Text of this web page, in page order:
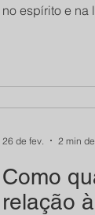
no espírito e na letra de
com a Igreja
Como
relação
26 de fev. 2 min